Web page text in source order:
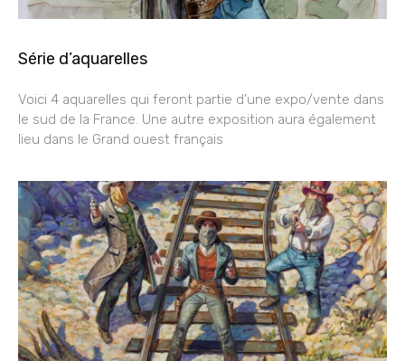
Série d’aquarelles
Voici 4 aquarelles qui feront partie d’une expo/vente dans
le sud de la France. Une autre exposition aura également
lieu dans le Grand ouest français